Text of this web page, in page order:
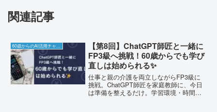
関連記事
60歳からのAI活用チャレンジ
【第8回】ChatGPT師匠と一緒に
FP3級へ挑戦！60歳からでも学び
直しは始められる✨
仕事と親の介護を両立しながらFP3級に
挑戦。ChatGPT師匠を家庭教師に、今日
は準備を整えるだけ。学習環境・時間確